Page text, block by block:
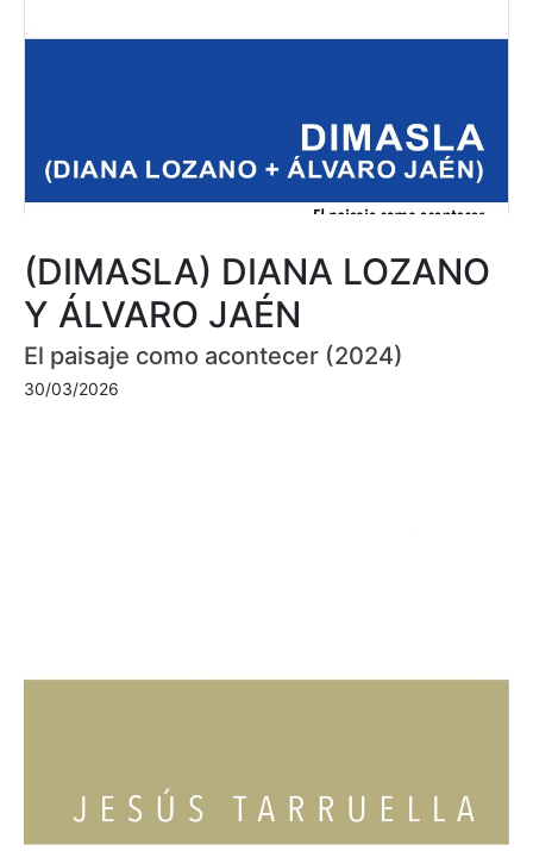
(DIMASLA) DIANA LOZANO
Y ÁLVARO JAÉN
El paisaje como acontecer (2024)
30/03/2026